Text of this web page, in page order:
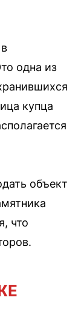
одна из
купца
объект
что